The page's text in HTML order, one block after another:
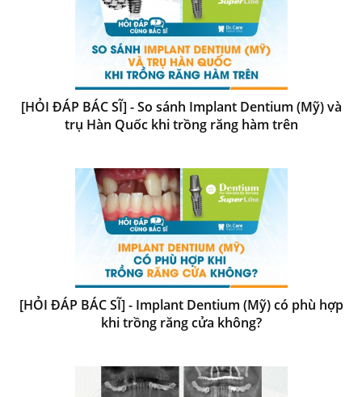
[HỎI ĐÁP BÁC SĨ] - So sánh Implant Dentium (Mỹ) và
trụ Hàn Quốc khi trồng răng hàm trên
[HỎI ĐÁP BÁC SĨ] - Implant Dentium (Mỹ) có phù hợp
khi trồng răng cửa không?